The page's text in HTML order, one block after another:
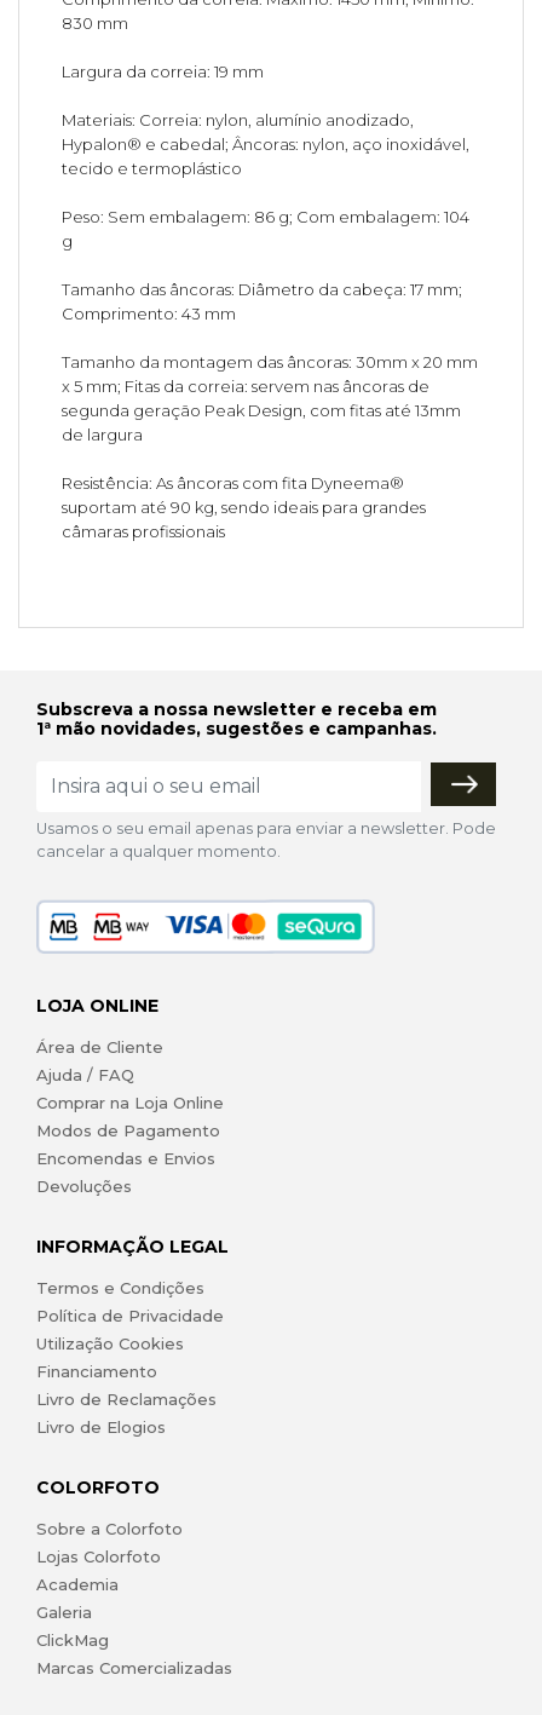
830 mm
Largura da correia: 19 mm
Materiais: Correia: nylon, alumínio anodizado,
Hypalon® e cabedal; Âncoras: nylon, aço inoxidável,
tecido e termoplástico
Peso: Sem embalagem: 86 g; Com embalagem: 104
g
Tamanho das âncoras: Diâmetro da cabeça: 17 mm;
Comprimento: 43 mm
Tamanho da montagem das âncoras: 30mm x 20 mm
x 5 mm; Fitas da correia: servem nas âncoras de
segunda geração Peak Design, com fitas até 13mm
de largura
Resistência: As âncoras com fita Dyneema®
suportam até 90 kg, sendo ideais para grandes
câmaras profissionais
Subscreva a nossa newsletter e receba em
1ª mão novidades, sugestões e campanhas.
Usamos o seu email apenas para enviar a newsletter. Pode
cancelar a qualquer momento.
LOJA ONLINE
Área de Cliente
Ajuda / FAQ
Comprar na Loja Online
Modos de Pagamento
Encomendas e Envios
Devoluções
INFORMAÇÃO LEGAL
Termos e Condições
Política de Privacidade
Utilização Cookies
Financiamento
Livro de Reclamações
Livro de Elogios
COLORFOTO
Sobre a Colorfoto
Lojas Colorfoto
Academia
Galeria
ClickMag
Marcas Comercializadas